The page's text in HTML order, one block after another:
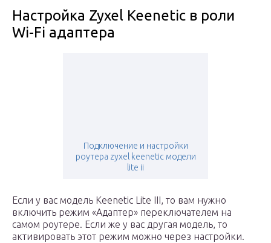
Настройка Zyxel Keenetic в роли
Wi-Fi адаптера
Подключение и настройки
роутера zyxel keenetic модели
lite ii
Если у вас модель Keenetiс Lite III, то вам нужно
включить режим «Адаптер» переключателем на
самом роутере. Если же у вас другая модель, то
активировать этот режим можно через настройки.